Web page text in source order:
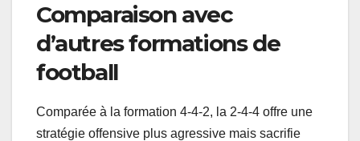
Comparaison avec
d’autres formations de
football
Comparée à la formation 4-4-2, la 2-4-4 offre une
stratégie offensive plus agressive mais sacrifie